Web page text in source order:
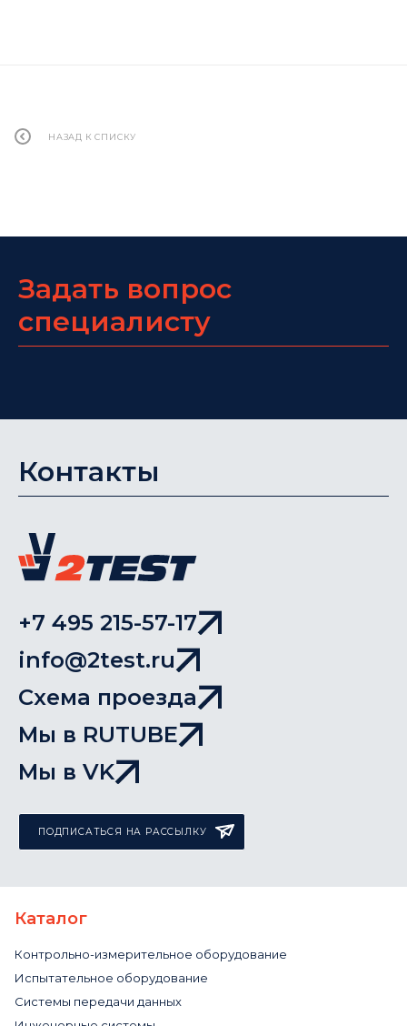
НАЗАД К СПИСКУ
Задать вопрос
специалисту
Контакты
+7 495 215-57-17
info@2test.ru
Схема проезда
Мы в RUTUBE
Мы в VK
ПОДПИСАТЬСЯ НА РАССЫЛКУ
Каталог
Контрольно-измерительное оборудование
Испытательное оборудование
Системы передачи данных